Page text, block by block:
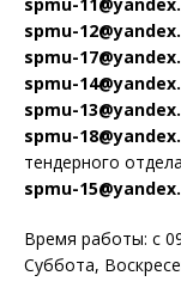
spmu-
spmu-
spmu-
spmu-
spmu-
тендерного
spmu-
Время работы: с
Суббота,